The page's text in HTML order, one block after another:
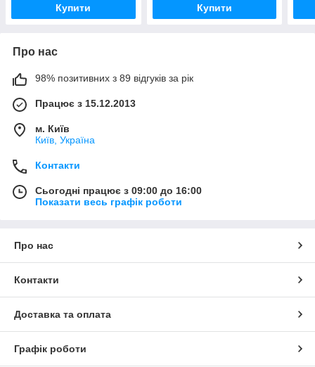
Купити Купити
Про нас
98% позитивних з 89 відгуків за рік
Працює з 15.12.2013
м. Київ
Київ, Україна
Контакти
Сьогодні працює з 09:00 до 16:00
Показати весь графік роботи
Про нас
Контакти
Доставка та оплата
Графік роботи